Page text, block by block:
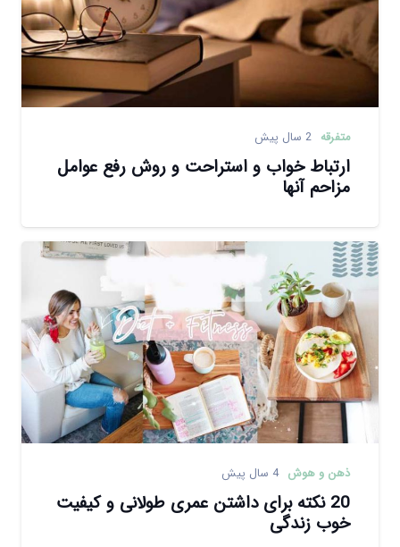
متفرقه 2 سال پیش
ارتباط خواب و استراحت و روش رفع عوامل
مزاحم آنها
ذهن و هوش 4 سال پیش
20 نکته برای داشتن عمری طولانی و کیفیت
خوب زندگی